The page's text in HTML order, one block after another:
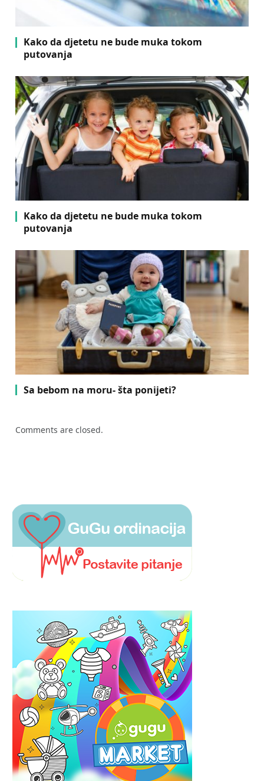
Kako da djetetu ne bude muka tokom
putovanja
Kako da djetetu ne bude muka tokom
putovanja
Sa bebom na moru- šta ponijeti?
Comments are closed.